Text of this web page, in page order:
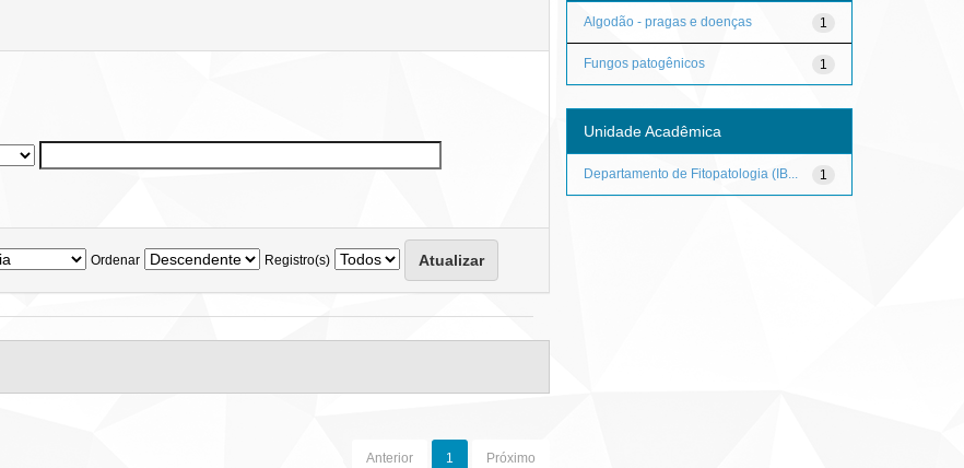
Ordenar Registro(s)
Anterior 1 Próximo
1
Algodão - pragas e doenças
1
Fungos patogênicos
Unidade Acadêmica
1
Departamento de Fitopatologia (IB...